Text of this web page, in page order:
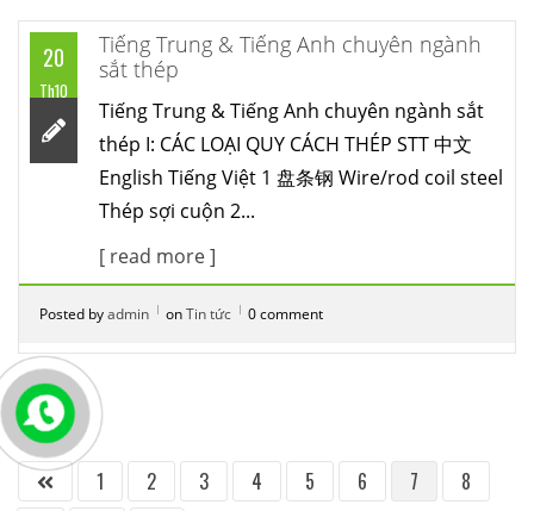
20
Th10
Tiếng Trung & Tiếng Anh chuyên ngành
sắt thép
Tiếng Trung & Tiếng Anh chuyên ngành sắt
thép I: CÁC LOẠI QUY CÁCH THÉP STT 中文
English Tiếng Việt 1 盘条钢 Wire/rod coil steel
Thép sợi cuộn 2...
[ read more ]
Posted byadmin onTin tức 0 comment
1 2 3 4 5 6 7
8